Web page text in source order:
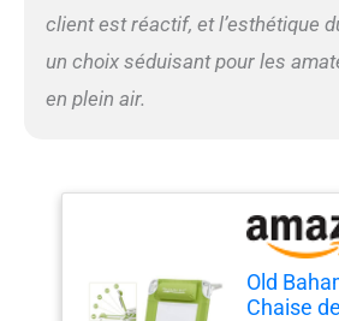
chaise de
pliable
sommes si
Garantie
jours. Si
problème,
nous
de sac à
Afin
client est réactif, et l’esthétique
un choix séduisant pour les
en plein air.
Old
Chaise